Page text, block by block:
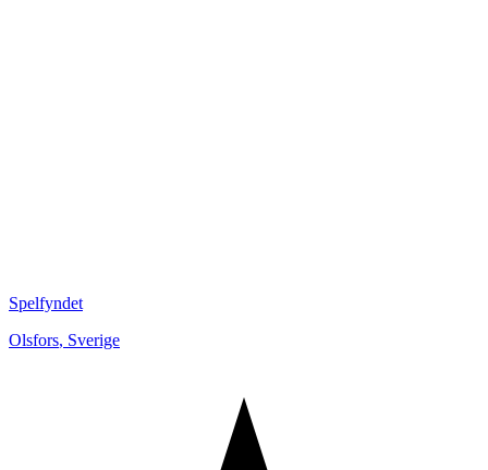
Spelfyndet
Olsfors, Sverige